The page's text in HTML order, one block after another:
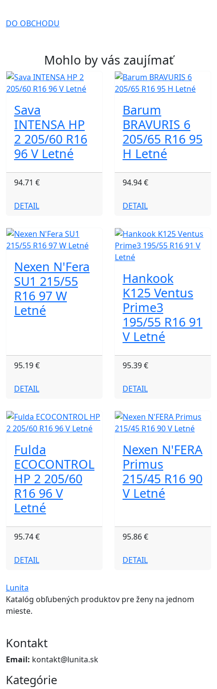
DO OBCHODU
Mohlo by vás zaujímať
Sava
INTENSA HP
2 205/60 R16
96 V Letné
94.71 €
DETAIL
Barum
BRAVURIS 6
205/65 R16 95
H Letné
94.94 €
DETAIL
Nexen N'Fera
SU1 215/55
R16 97 W
Letné
95.19 €
DETAIL
Hankook
K125 Ventus
Prime3
195/55 R16 91
V Letné
95.39 €
DETAIL
Fulda
ECOCONTROL
HP 2 205/60
R16 96 V
Letné
95.74 €
DETAIL
Nexen N'FERA
Primus
215/45 R16 90
V Letné
95.86 €
DETAIL
Lunita
Katalóg obľubených produktov pre ženy na jednom
mieste.
Kontakt
Email: kontakt@lunita.sk
Kategórie